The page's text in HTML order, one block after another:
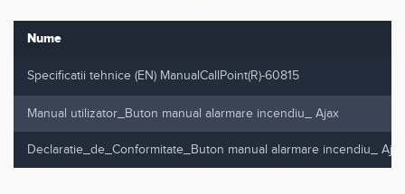
Nume
Specificatii tehnice (EN) ManualCallPoint(R)-60815
Manual utilizator_Buton manual alarmare incendiu_ Ajax
Declaratie_de_Conformitate_Buton manual alarmare incendiu_ Ajax